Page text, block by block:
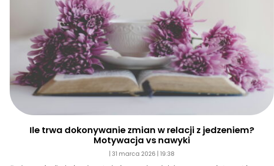
Ile trwa dokonywanie zmian w relacji z jedzeniem?
Motywacja vs nawyki
31 marca 2026 19:38